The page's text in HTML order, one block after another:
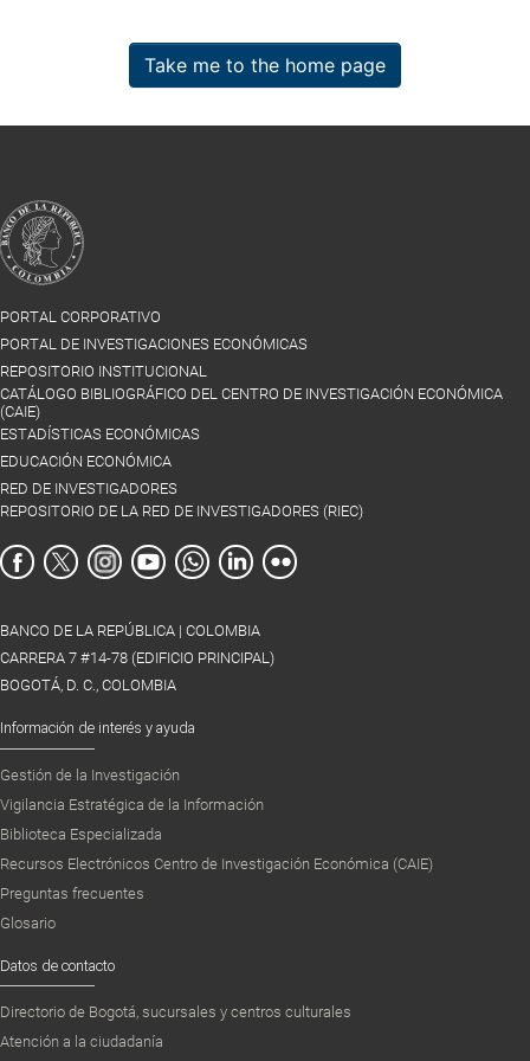
Take me to the home page
PORTAL CORPORATIVO
PORTAL DE INVESTIGACIONES ECONÓMICAS
REPOSITORIO INSTITUCIONAL
CATÁLOGO BIBLIOGRÁFICO DEL CENTRO DE INVESTIGACIÓN ECONÓMICA
(CAIE)
ESTADÍSTICAS ECONÓMICAS
EDUCACIÓN ECONÓMICA
RED DE INVESTIGADORES
REPOSITORIO DE LA RED DE INVESTIGADORES (RIEC)
BANCO DE LA REPÚBLICA | COLOMBIA
CARRERA 7 #14-78 (EDIFICIO PRINCIPAL)
BOGOTÁ, D. C., COLOMBIA
Información de interés y ayuda
Gestión de la Investigación
Vigilancia Estratégica de la Información
Biblioteca Especializada
Recursos Electrónicos Centro de Investigación Económica (CAIE)
Preguntas frecuentes
Glosario
Datos de contacto
Directorio de Bogotá, sucursales y centros culturales
Atención a la ciudadanía